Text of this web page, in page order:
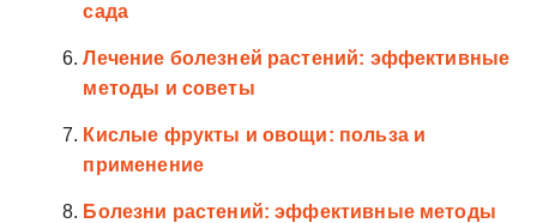
сада
Лечение болезней растений: эффективные
методы и советы
Кислые фрукты и овощи: польза и
применение
Болезни растений: эффективные методы